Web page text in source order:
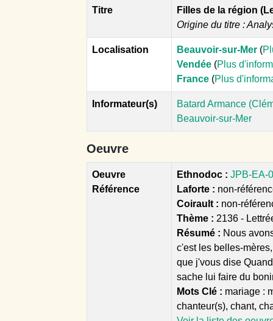
Titre
Filles de la région
Origine du titre :
Localisation Beauvoir-sur-Mer (
Vendée (Plus
France (Plus
Informateur(s)
Batard Armance
Beauvoir-sur-Mer
Oeuvre
Oeuvre
Référence
Ethnodoc : JPB-EA-
Laforte : non-
Coirault : non-
Thème : 2136 -
Résumé : Nous
c'est les belles-
que j'vous dise
sache lui faire du
Mots Clé : mariage :
chanteur(s), chant,